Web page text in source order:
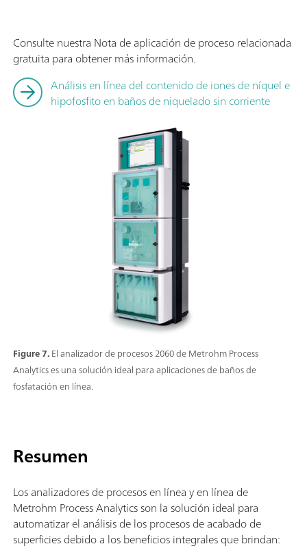
Figure 7.El analizador de procesos 2060 de Metrohm Process
Analytics es una solución ideal para aplicaciones de baños de
fosfatación en línea.
Consulte nuestra Nota de aplicación de proceso relacionada
gratuita para obtener más información.
Análisis en línea del contenido de iones de níquel e
hipofosfito en baños de niquelado sin corriente
Resumen
Los analizadores de procesos en línea y en línea de
Metrohm Process Analytics son la solución ideal para
automatizar el análisis de los procesos de acabado de
superficies debido a los beneficios integrales que brindan: